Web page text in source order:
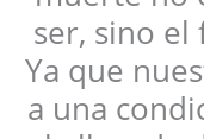
ser, sino el
Ya que
a una